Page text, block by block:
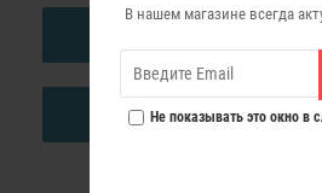
В нашем магазине всегда
Не показывать это окно в
КУПИТЬ В